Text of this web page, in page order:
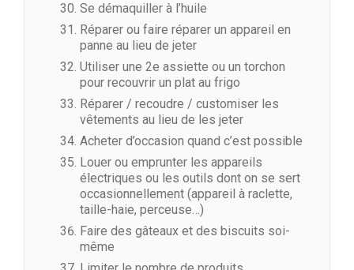
Se démaquiller à l’huile
Réparer ou faire réparer un appareil en
panne au lieu de jeter
Utiliser une 2e assiette ou un torchon
pour recouvrir un plat au frigo
Réparer / recoudre / customiser les
vêtements au lieu de les jeter
Acheter d’occasion quand c’est possible
Louer ou emprunter les appareils
électriques ou les outils dont on se sert
occasionnellement (appareil à raclette,
taille-haie, perceuse…)
Faire des gâteaux et des biscuits soi-
même